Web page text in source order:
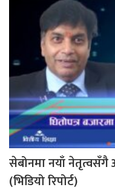
सेबोनमा नयाँ
(भिडियो रिपोर्ट)